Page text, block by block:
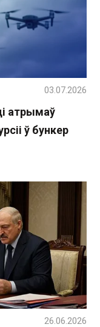
атрымаў
ў бункер
03.07.2026
26.06.2026